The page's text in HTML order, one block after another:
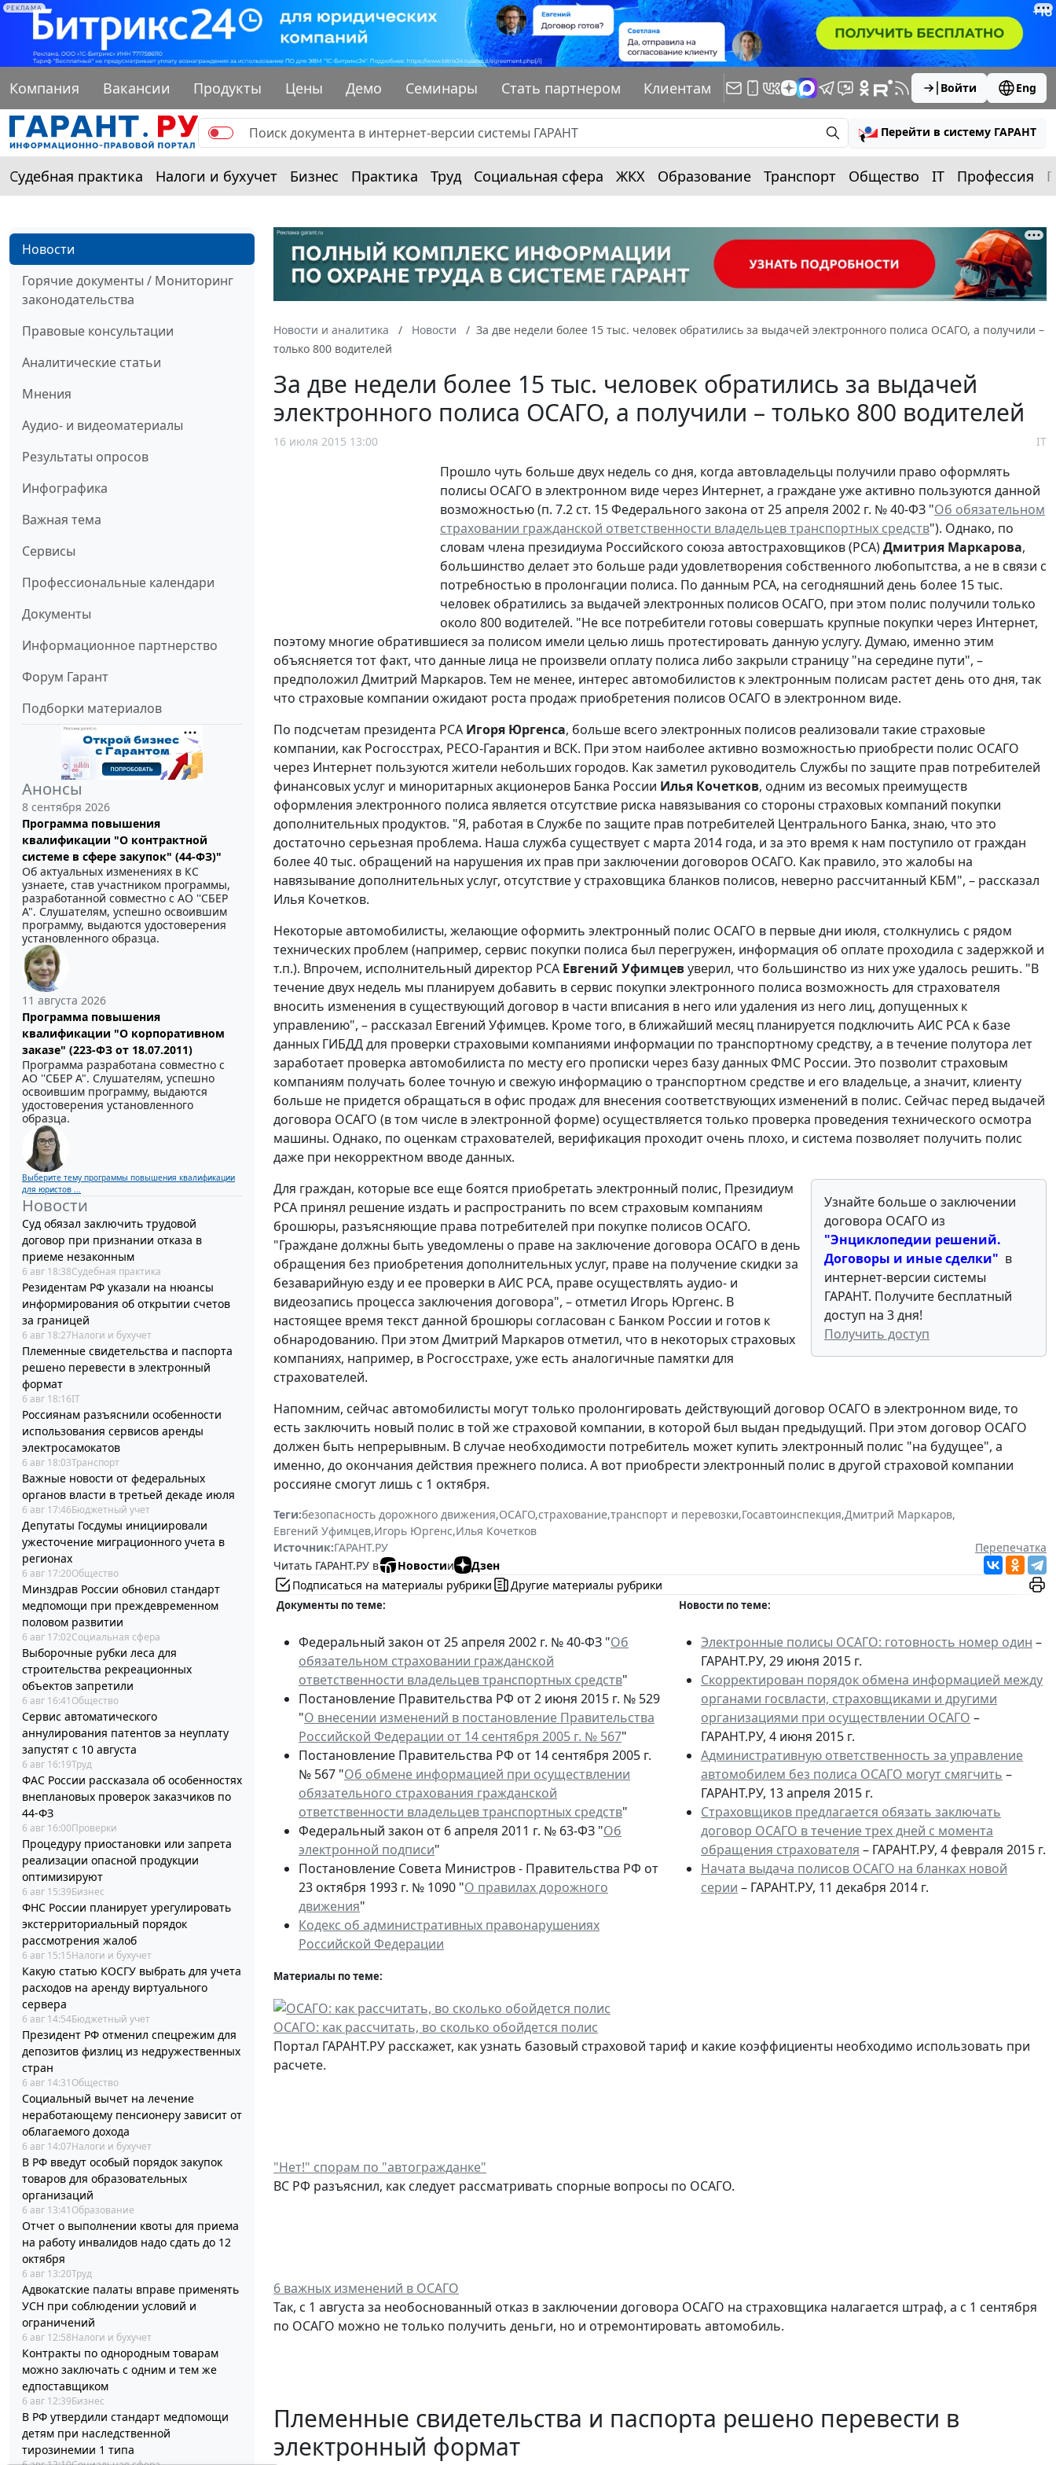
РЕКЛАМА
Компания Вакансии Продукты Цены Демо Семинары Стать партнером Клиентам Войти Eng
Перейти в систему ГАРАНТ
Судебная практика Налоги и бухучет Бизнес Практика Труд Социальная сфера ЖКХ Образование Транспорт Общество IT Профессия
Новости
Горячие документы / Мониторинг
законодательства
Правовые консультации
Аналитические статьи
Мнения
Аудио- и видеоматериалы
Результаты опросов
Инфографика
Важная тема
Сервисы
Профессиональные календари
Документы
Информационное партнерство
Форум Гарант
Подборки материалов
Анонсы
8 сентября 2026
Программа повышения
квалификации "О контрактной
системе в сфере закупок" (44-ФЗ)"
Об актуальных изменениях в КС
узнаете, став участником программы,
разработанной совместно с АО ''СБЕР
А". Слушателям, успешно освоившим
программу, выдаются удостоверения
установленного образца.
11 августа 2026
Программа повышения
квалификации "О корпоративном
заказе" (223-ФЗ от 18.07.2011)
Программа разработана совместно с
АО ''СБЕР А". Слушателям, успешно
освоившим программу, выдаются
удостоверения установленного
образца.
Выберите тему программы повышения квалификации
для юристов ...
Новости
Суд обязал заключить трудовой
договор при признании отказа в
приеме незаконным
6 авг 18:38Судебная практика
Резидентам РФ указали на нюансы
информирования об открытии счетов
за границей
6 авг 18:27Налоги и бухучет
Племенные свидетельства и паспорта
решено перевести в электронный
формат
6 авг 18:16IT
Россиянам разъяснили особенности
использования сервисов аренды
электросамокатов
6 авг 18:03Транспорт
Важные новости от федеральных
органов власти в третьей декаде июля
6 авг 17:46Бюджетный учет
Депутаты Госдумы инициировали
ужесточение миграционного учета в
регионах
6 авг 17:20Общество
Минздрав России обновил стандарт
медпомощи при преждевременном
половом развитии
6 авг 17:02Социальная сфера
Выборочные рубки леса для
строительства рекреационных
объектов запретили
6 авг 16:41 Общество
Сервис автоматического
аннулирования патентов за неуплату
запустят с 10 августа
6 авг 16:19Труд
ФАС России рассказала об особенностях
внеплановых проверок заказчиков по
44-ФЗ
6 авг 16:00Проверки
Процедуру приостановки или запрета
реализации опасной продукции
оптимизируют
6 авг 15:39Бизнес
ФНС России планирует урегулировать
экстерриториальный порядок
рассмотрения жалоб
6 авг 15:15Налоги и бухучет
Какую статью КОСГУ выбрать для учета
расходов на аренду виртуального
сервера
6 авг 14:54Бюджетный учет
Президент РФ отменил спецрежим для
депозитов физлиц из недружественных
стран
6 авг 14:31 Общество
Социальный вычет на лечение
неработающему пенсионеру зависит от
облагаемого дохода
6 авг 14:07Налоги и бухучет
В РФ введут особый порядок закупок
товаров для образовательных
организаций
6 авг 13:41 Образование
Отчет о выполнении квоты для приема
на работу инвалидов надо сдать до 12
октября
6 авг 13:20Труд
Адвокатские палаты вправе применять
УСН при соблюдении условий и
ограничений
6 авг 12:58Налоги и бухучет
Контракты по однородным товарам
можно заключать с одним и тем же
едпоставщиком
6 авг 12:39Бизнес
В РФ утвердили стандарт медпомощи
детям при наследственной
тирозинемии 1 типа
Новости и аналитика Новости
За две недели более 15 тыс. человек обратились за выдачей электронного полиса ОСАГО, а получили –
только 800 водителей
За две недели более 15 тыс. человек обратились за выдачей
электронного полиса ОСАГО, а получили – только 800 водителей
16 июля 2015 13:00 IT
Прошло чуть больше двух недель со дня, когда автовладельцы получили право оформлять
полисы ОСАГО в электронном виде через Интернет, а граждане уже активно пользуются данной
возможностью (п. 7.2 ст. 15 Федерального закона от 25 апреля 2002 г. № 40-ФЗ "Об обязательном
страховании гражданской ответственности владельцев транспортных средств"). Однако, по
словам члена президиума Российского союза автостраховщиков (РСА)Дмитрия Маркарова,
большинство делает это больше ради удовлетворения собственного любопытства, а не в связи с
потребностью в пролонгации полиса. По данным РСА, на сегодняшний день более 15 тыс.
человек обратились за выдачей электронных полисов ОСАГО, при этом полис получили только
около 800 водителей. "Не все потребители готовы совершать крупные покупки через Интернет,
поэтому многие обратившиеся за полисом имели целью лишь протестировать данную услугу. Думаю, именно этим
объясняется тот факт, что данные лица не произвели оплату полиса либо закрыли страницу "на середине пути", –
предположил Дмитрий Маркаров. Тем не менее, интерес автомобилистов к электронным полисам растет день ото дня, так
что страховые компании ожидают роста продаж приобретения полисов ОСАГО в электронном виде.
По подсчетам президента РСА Игоря Юргенса, больше всего электронных полисов реализовали такие страховые
компании, как Росгосстрах, РЕСО-Гарантия и ВСК. При этом наиболее активно возможностью приобрести полис ОСАГО
через Интернет пользуются жители небольших городов. Как заметил руководитель Службы по защите прав потребителей
финансовых услуг и миноритарных акционеров Банка России Илья Кочетков, одним из весомых преимуществ
оформления электронного полиса является отсутствие риска навязывания со стороны страховых компаний покупки
дополнительных продуктов. "Я, работая в Службе по защите прав потребителей Центрального Банка, знаю, что это
достаточно серьезная проблема. Наша служба существует с марта 2014 года, и за это время к нам поступило от граждан
более 40 тыс. обращений на нарушения их прав при заключении договоров ОСАГО. Как правило, это жалобы на
навязывание дополнительных услуг, отсутствие у страховщика бланков полисов, неверно рассчитанный КБМ", – рассказал
Илья Кочетков.
Некоторые автомобилисты, желающие оформить электронный полис ОСАГО в первые дни июля, столкнулись с рядом
технических проблем (например, сервис покупки полиса был перегружен, информация об оплате проходила с задержкой и
т.п.). Впрочем, исполнительный директор РСА Евгений Уфимцевуверил, что большинство из них уже удалось решить. "В
течение двух недель мы планируем добавить в сервис покупки электронного полиса возможность для страхователя
вносить изменения в существующий договор в части вписания в него или удаления из него лиц, допущенных к
управлению", – рассказал Евгений Уфимцев. Кроме того, в ближайший месяц планируется подключить АИС РСА к базе
данных ГИБДД для проверки страховыми компаниями информации по транспортному средству, а в течение полутора лет
заработает проверка автомобилиста по месту его прописки через базу данных ФМС России. Это позволит страховым
компаниям получать более точную и свежую информацию о транспортном средстве и его владельце, а значит, клиенту
больше не придется обращаться в офис продаж для внесения соответствующих изменений в полис. Сейчас перед выдачей
договора ОСАГО (в том числе в электронной форме) осуществляется только проверка проведения технического осмотра
машины. Однако, по оценкам страхователей, верификация проходит очень плохо, и система позволяет получить полис
даже при некорректном вводе данных.
Узнайте больше о заключении
договора ОСАГО из
"Энциклопедии решений.
Договоры и иные сделки" в
интернет-версии системы
ГАРАНТ. Получите бесплатный
доступ на 3 дня!
Получить доступ
Для граждан, которые все еще боятся приобретать электронный полис, Президиум
РСА принял решение издать и распространить по всем страховым компаниям
брошюры, разъясняющие права потребителей при покупке полисов ОСАГО.
"Граждане должны быть уведомлены о праве на заключение договора ОСАГО в день
обращения без приобретения дополнительных услуг, праве на получение скидки за
безаварийную езду и ее проверки в АИС РСА, праве осуществлять аудио- и
видеозапись процесса заключения договора", – отметил Игорь Юргенс. В
настоящее время текст данной брошюры согласован с Банком России и готов к
обнародованию. При этом Дмитрий Маркаров отметил, что в некоторых страховых
компаниях, например, в Росгосстрахе, уже есть аналогичные памятки для
страхователей.
Напомним, сейчас автомобилисты могут только пролонгировать действующий договор ОСАГО в электронном виде, то
есть заключить новый полис в той же страховой компании, в которой был выдан предыдущий. При этом договор ОСАГО
должен быть непрерывным. В случае необходимости потребитель может купить электронный полис "на будущее", а
именно, до окончания действия прежнего полиса. А вот приобрести электронный полис в другой страховой компании
россияне смогут лишь с 1 октября.
Теги:безопасность дорожного движения,ОСАГО,страхование,транспорт и перевозки,Госавтоинспекция,Дмитрий Маркаров,
Евгений Уфимцев,Игорь Юргенс,Илья Кочетков
Источник:ГАРАНТ.РУ
Перепечатка
Читать ГАРАНТ.РУ в
Новостии
Дзен
Подписаться на материалы рубрики
Другие материалы рубрики
Документы по теме: Новости по теме:
Федеральный закон от 25 апреля 2002 г. № 40-ФЗ "Об
обязательном страховании гражданской
ответственности владельцев транспортных средств"
Постановление Правительства РФ от 2 июня 2015 г. № 529
"О внесении изменений в постановление Правительства
Российской Федерации от 14 сентября 2005 г. № 567"
Постановление Правительства РФ от 14 сентября 2005 г.
№ 567 "Об обмене информацией при осуществлении
обязательного страхования гражданской
ответственности владельцев транспортных средств"
Федеральный закон от 6 апреля 2011 г. № 63-ФЗ "Об
электронной подписи"
Постановление Совета Министров - Правительства РФ от
23 октября 1993 г. № 1090 "О правилах дорожного
движения"
Кодекс об административных правонарушениях
Российской Федерации
Электронные полисы ОСАГО: готовность номер один –
ГАРАНТ.РУ, 29 июня 2015 г.
Скорректирован порядок обмена информацией между
органами госвласти, страховщиками и другими
организациями при осуществлении ОСАГО –
ГАРАНТ.РУ, 4 июня 2015 г.
Административную ответственность за управление
автомобилем без полиса ОСАГО могут смягчить –
ГАРАНТ.РУ, 13 апреля 2015 г.
Страховщиков предлагается обязать заключать
договор ОСАГО в течение трех дней с момента
обращения страхователя – ГАРАНТ.РУ, 4 февраля 2015 г.
Начата выдача полисов ОСАГО на бланках новой
серии – ГАРАНТ.РУ, 11 декабря 2014 г.
Материалы по теме:
ОСАГО: как рассчитать, во сколько обойдется полис
Портал ГАРАНТ.РУ расскажет, как узнать базовый страховой тариф и какие коэффициенты необходимо использовать при
расчете.
"Нет!" спорам по "автогражданке"
ВС РФ разъяснил, как следует рассматривать спорные вопросы по ОСАГО.
6 важных изменений в ОСАГО
Так, с 1 августа за необоснованный отказ в заключении договора ОСАГО на страховщика налагается штраф, а с 1 сентября
по ОСАГО можно не только получить деньги, но и отремонтировать автомобиль.
Племенные свидетельства и паспорта решено перевести в
электронный формат